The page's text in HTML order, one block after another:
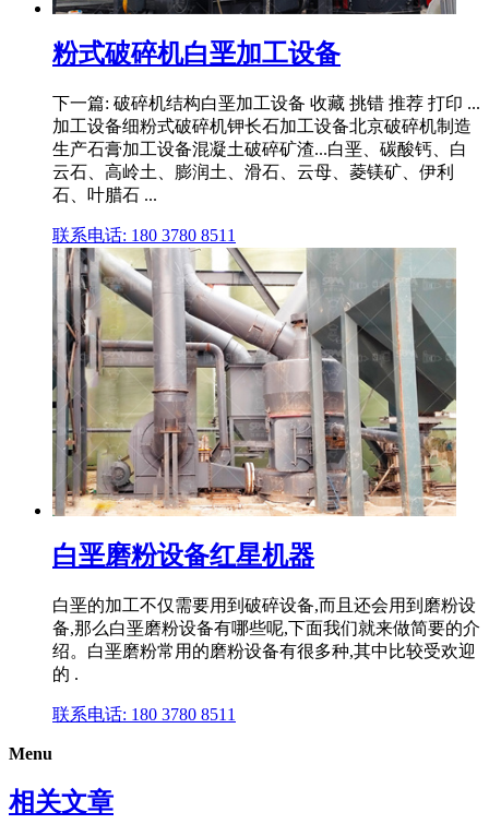
粉式破碎机白垩加工设备
下一篇: 破碎机结构白垩加工设备 收藏 挑错 推荐 打印 ...
加工设备细粉式破碎机钾长石加工设备北京破碎机制造
生产石膏加工设备混凝土破碎矿渣...白垩、碳酸钙、白
云石、高岭土、膨润土、滑石、云母、菱镁矿、伊利
石、叶腊石 ...
联系电话: 180 3780 8511
白垩磨粉设备红星机器
白垩的加工不仅需要用到破碎设备,而且还会用到磨粉设
备,那么白垩磨粉设备有哪些呢,下面我们就来做简要的介
绍。白垩磨粉常用的磨粉设备有很多种,其中比较受欢迎
的 .
联系电话: 180 3780 8511
Menu
相关文章